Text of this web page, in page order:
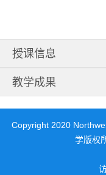
授课信息
教学成果
Copyright 2020
学版权